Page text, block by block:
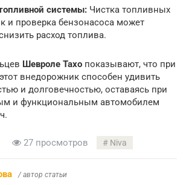
системы: Чистка топливных
и проверка бензонасоса может
расход топлива.
Шевроле Тахо показывают, что при
внедорожник способен удивить
и долговечностью, оставаясь при
и функциональным автомобилем
27 просмотров Niva
/ автор статьи